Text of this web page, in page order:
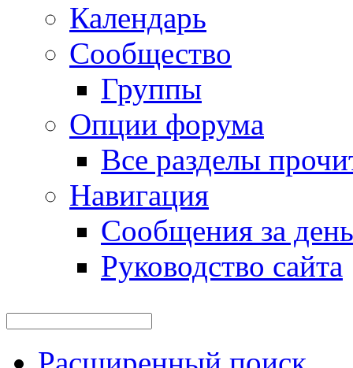
Календарь
Сообщество
Группы
Опции форума
Все разделы
Навигация
Сообщения за день
Руководство сайта